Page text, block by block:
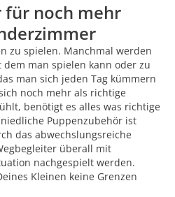
für noch mehr
zu spielen. Manchmal werden
man spielen kann oder zu
man sich jeden Tag kümmern
noch mehr als richtige
benötigt es alles was richtige
Puppenzubehör ist
das abwechslungsreiche
überall mit
nachgespielt werden.
Kleinen keine Grenzen